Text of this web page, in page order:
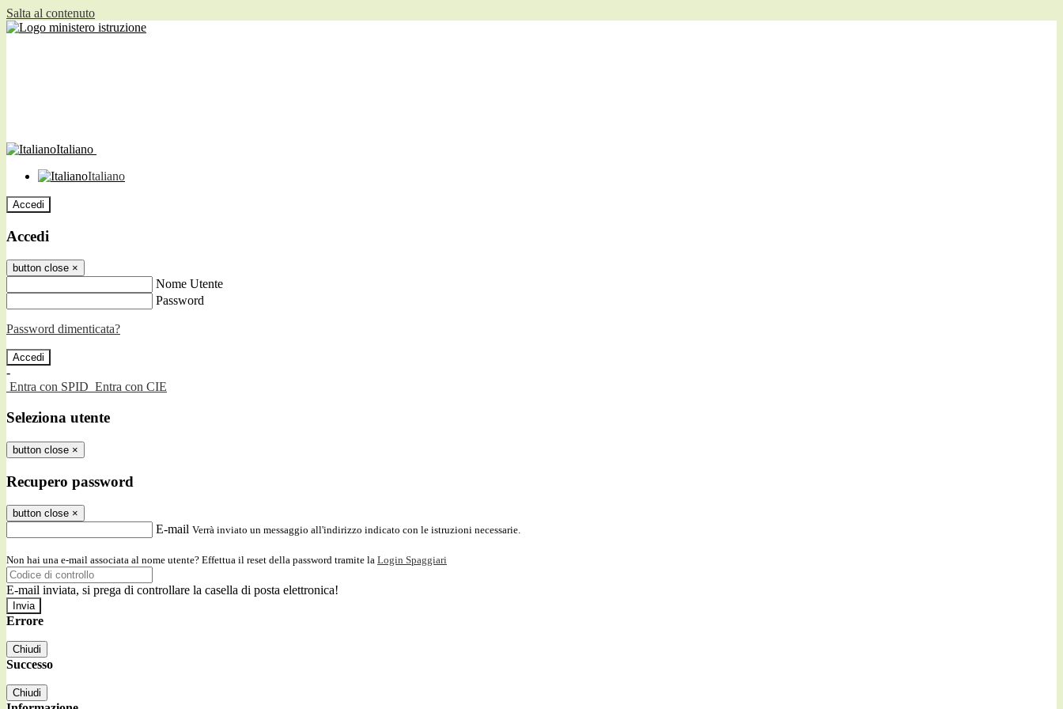
Salta al contenuto
Italiano
Italiano
Accedi
Accedi
button close ×
Nome Utente
Password
Password dimenticata?
-
Entra con SPID Entra con CIE
Seleziona utente
button close ×
Recupero password
button close ×
E-mail Verrà inviato un messaggio all'indirizzo indicato con le istruzioni necessarie.
Non hai una e-mail associata al nome utente? Effettua il reset della password tramite la Login Spaggiari
E-mail inviata, si prega di controllare la casella di posta elettronica!
Errore
Chiudi
Successo
Chiudi